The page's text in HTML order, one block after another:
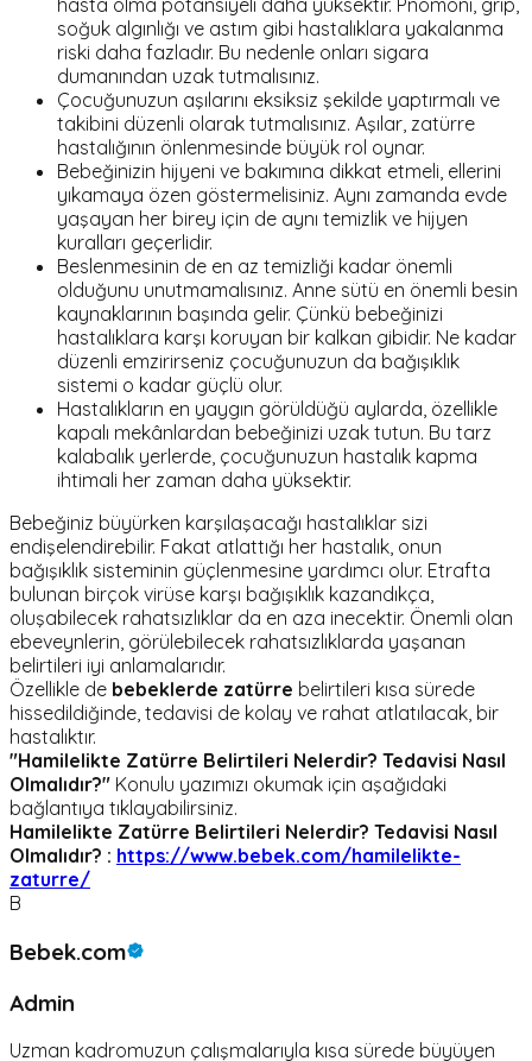
hasta olma potansiyeli daha yüksektir. Pnömoni, grip,
soğuk algınlığı ve astım gibi hastalıklara yakalanma
riski daha fazladır. Bu nedenle onları sigara
dumanından uzak tutmalısınız.
Çocuğunuzun aşılarını eksiksiz şekilde yaptırmalı ve
takibini düzenli olarak tutmalısınız. Aşılar, zatürre
hastalığının önlenmesinde büyük rol oynar.
Bebeğinizin hijyeni ve bakımına dikkat etmeli, ellerini
yıkamaya özen göstermelisiniz. Aynı zamanda evde
yaşayan her birey için de aynı temizlik ve hijyen
kuralları geçerlidir.
Beslenmesinin de en az temizliği kadar önemli
olduğunu unutmamalısınız. Anne sütü en önemli besin
kaynaklarının başında gelir. Çünkü bebeğinizi
hastalıklara karşı koruyan bir kalkan gibidir. Ne kadar
düzenli emzirirseniz çocuğunuzun da bağışıklık
sistemi o kadar güçlü olur.
Hastalıkların en yaygın görüldüğü aylarda, özellikle
kapalı mekânlardan bebeğinizi uzak tutun. Bu tarz
kalabalık yerlerde, çocuğunuzun hastalık kapma
ihtimali her zaman daha yüksektir.
Bebeğiniz büyürken karşılaşacağı hastalıklar sizi
endişelendirebilir. Fakat atlattığı her hastalık, onun
bağışıklık sisteminin güçlenmesine yardımcı olur. Etrafta
bulunan birçok virüse karşı bağışıklık kazandıkça,
oluşabilecek rahatsızlıklar da en aza inecektir. Önemli olan
ebeveynlerin, görülebilecek rahatsızlıklarda yaşanan
belirtileri iyi anlamalarıdır.
Özellikle de bebeklerde zatürre belirtileri kısa sürede
hissedildiğinde, tedavisi de kolay ve rahat atlatılacak, bir
hastalıktır.
"Hamilelikte Zatürre Belirtileri Nelerdir? Tedavisi Nasıl
Olmalıdır?" Konulu yazımızı okumak için aşağıdaki
bağlantıya tıklayabilirsiniz.
Hamilelikte Zatürre Belirtileri Nelerdir? Tedavisi Nasıl
Olmalıdır? : https://www.bebek.com/hamilelikte-
zaturre/
B
Bebek.com
Admin
Uzman kadromuzun çalışmalarıyla kısa sürede büyüyen